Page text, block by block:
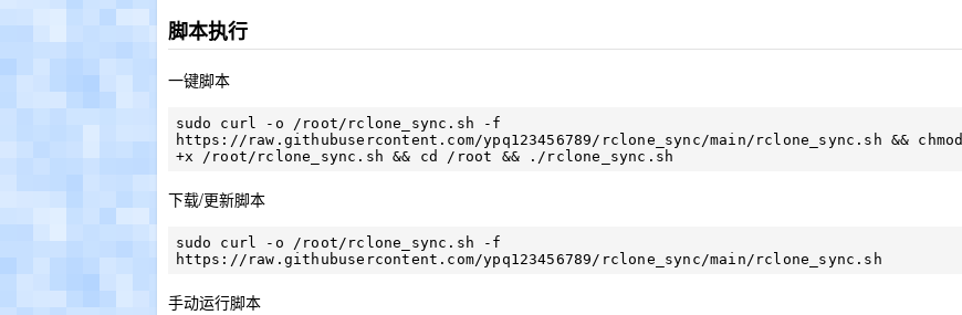
脚本执行
一键脚本
sudo curl -o /root/rclone_sync.sh -f
https://raw.githubusercontent.com/ypq123456789/rclone_sync/main/rclone_sync.sh && chmod
下载/更新脚本
sudo curl -o /root/rclone_sync.sh -f
手动运行脚本